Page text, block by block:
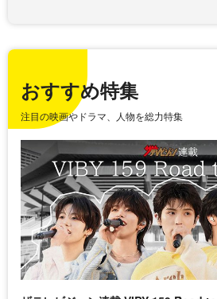
おすすめ特集
注目の映画やドラマ、人物を総力特集